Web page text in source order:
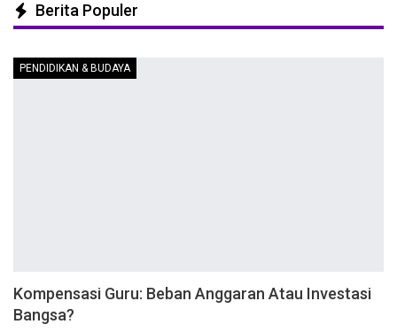
Berita Populer
PENDIDIKAN & BUDAYA
Kompensasi Guru: Beban Anggaran Atau Investasi
Bangsa?